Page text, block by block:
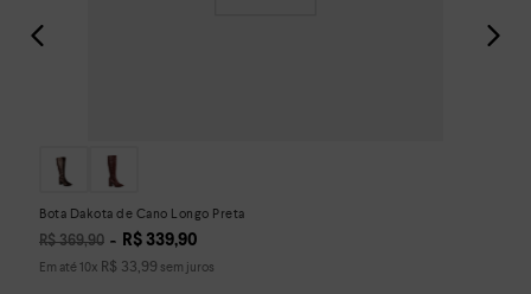
Bota Dakota de Cano Longo Preta
R$ 369,90 R$ 339,90
Em até 10x R$ 33,99 sem juros